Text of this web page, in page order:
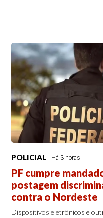
POLICIAL Há 3 horas
PF cumpre
postagem
contra o Nordeste
Dispositivos eletrônicos e